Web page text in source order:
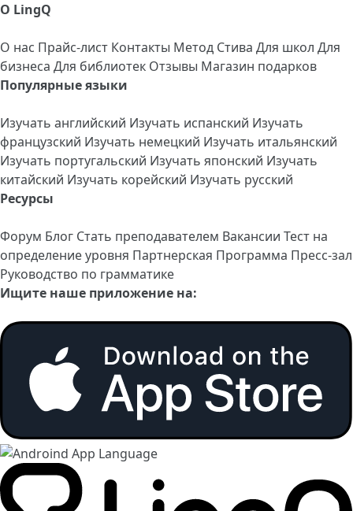
О LingQ
О нас Прайс-лист Контакты Метод Стива Для школ Для
бизнеса Для библиотек Отзывы Магазин подарков
Популярные языки
Изучать английский Изучать испанский Изучать
французский Изучать немецкий Изучать итальянский
Изучать португальский Изучать японский Изучать
китайский Изучать корейский Изучать русский
Ресурсы
Форум Блог Стать преподавателем Вакансии Тест на
определение уровня Партнерская Программа Пресс-зал
Руководство по грамматике
Ищите наше приложение на: